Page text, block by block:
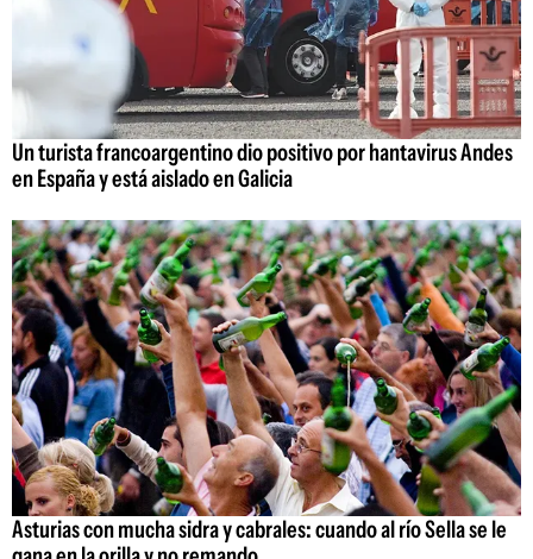
Un turista francoargentino dio positivo por hantavirus Andes
en España y está aislado en Galicia
Asturias con mucha sidra y cabrales: cuando al río Sella se le